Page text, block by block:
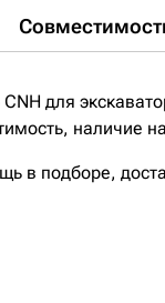
для
наличие
в подборе,